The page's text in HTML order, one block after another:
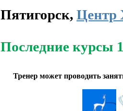
Пятигорск, Центр
Последние курсы
Тренер может проводить